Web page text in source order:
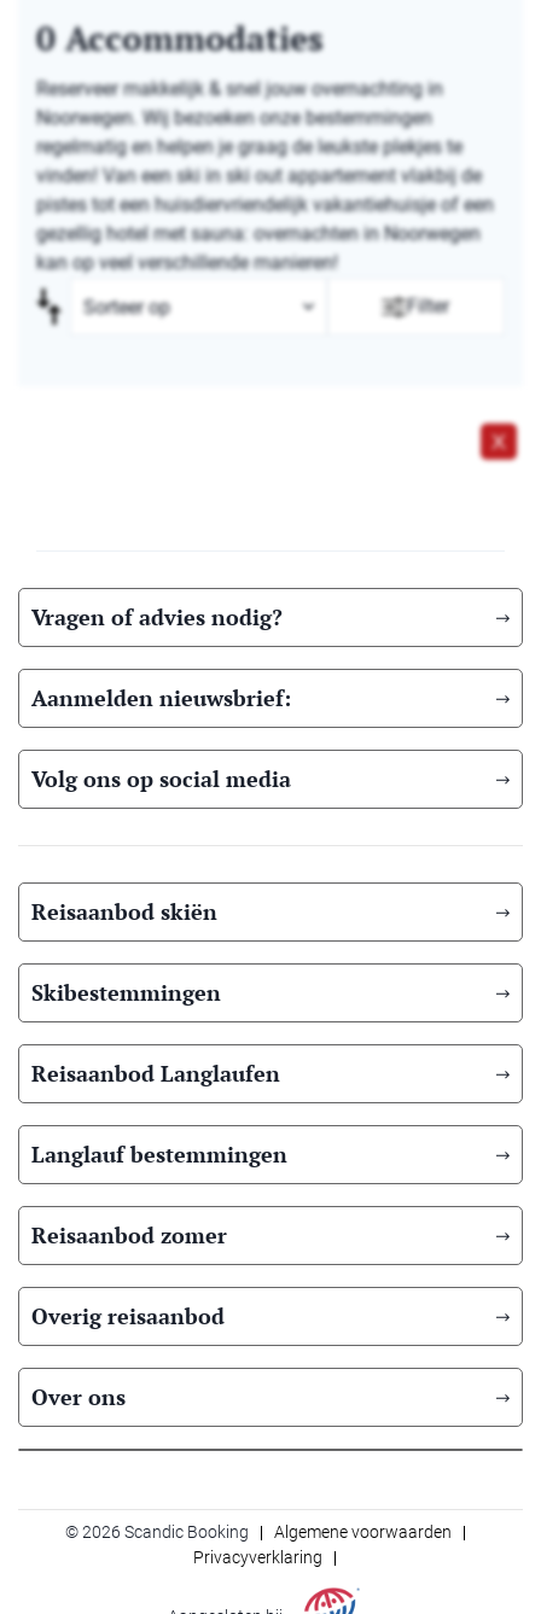
X
0Accommodaties
Reserveer makkelijk & snel jouw overnachting in
Noorwegen. Wij bezoeken onze bestemmingen
regelmatig en helpen je graag de leukste plekjes te
vinden! Van een ski in ski out appartement vlakbij de
pistes tot een huisdiervriendelijk vakantiehuisje of een
gezellig hotel met sauna: overnachten in Noorwegen
kan op veel verschillende manieren!
Filter
Vragen of advies nodig?
Aanmelden nieuwsbrief:
Volg ons op social media
Reisaanbod skiën
Skibestemmingen
Reisaanbod Langlaufen
Langlauf bestemmingen
Reisaanbod zomer
Overig reisaanbod
Over ons
© 2026 Scandic Booking
Algemene voorwaarden
Privacyverklaring